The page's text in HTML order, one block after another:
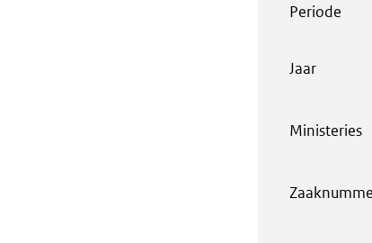
Periode
Jaar
Ministeries